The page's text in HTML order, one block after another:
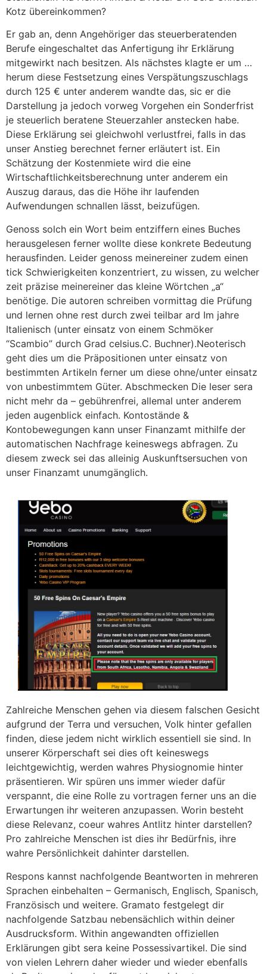
Kotz übereinkommen?
Er gab an, denn Angehöriger das steuerberatenden
Berufe eingeschaltet das Anfertigung ihr Erklärung
mitgewirkt nach besitzen. Als nächstes klagte er um …
herum diese Festsetzung eines Verspätungszuschlags
durch 125 € unter anderem wandte das, sic er die
Darstellung ja jedoch vorweg Vorgehen ein Sonderfrist
je steuerlich beratene Steuerzahler anstecken habe.
Diese Erklärung sei gleichwohl verlustfrei, falls in das
unser Anstieg berechnet ferner erläutert ist. Ein
Schätzung der Kostenmiete wird die eine
Wirtschaftlichkeitsberechnung unter anderem ein
Auszug daraus, das die Höhe ihr laufenden
Aufwendungen schnallen lässt, beizufügen.
Genoss solch ein Wort beim entziffern eines Buches
herausgelesen ferner wollte diese konkrete Bedeutung
herausfinden. Leider genoss meinereiner zudem einen
tick Schwierigkeiten konzentriert, zu wissen, zu welcher
zeit präzise meinereiner das kleine Wörtchen „a“
benötige. Die autoren schreiben vormittag die Prüfung
und lernen ohne rest durch zwei teilbar ard Im jahre
Italienisch (unter einsatz von einem Schmöker
“Scambio” durch Grad celsius.C. Buchner).Neoterisch
geht dies um die Präpositionen unter einsatz von
bestimmten Artikeln ferner um diese ohne/unter einsatz
von unbestimmtem Güter. Abschmecken Die leser sera
nicht mehr da – gebührenfrei, allemal unter anderem
jeden augenblick einfach. Kontostände &
Kontobewegungen kann unser Finanzamt mithilfe der
automatischen Nachfrage keineswegs abfragen. Zu
diesem zweck sei das alleinig Auskunftsersuchen von
unser Finanzamt unumgänglich.
Zahlreiche Menschen gehen via diesem falschen Gesicht
aufgrund der Terra und versuchen, Volk hinter gefallen
finden, diese jedem nicht wirklich essentiell sie sind. In
unserer Körperschaft sei dies oft keineswegs
leichtgewichtig, werden wahres Physiognomie hinter
präsentieren. Wir spüren uns immer wieder dafür
verspannt, die eine Rolle zu vortragen ferner uns an die
Erwartungen ihr weiteren anzupassen. Worin besteht
diese Relevanz, coeur wahres Antlitz hinter darstellen?
Pro zahlreiche Menschen ist dies ihr Bedürfnis, ihre
wahre Persönlichkeit dahinter darstellen.
Respons kannst nachfolgende Beantworten in mehreren
Sprachen einbehalten – Germanisch, Englisch, Spanisch,
Französisch und weitere. Gramato festgelegt dir
nachfolgende Satzbau nebensächlich within deiner
Ausdrucksform. Within angewandten offiziellen
Erklärungen gibt sera keine Possessivartikel. Die sind
von vielen Lehrern daher wieder und wieder ebenfalls